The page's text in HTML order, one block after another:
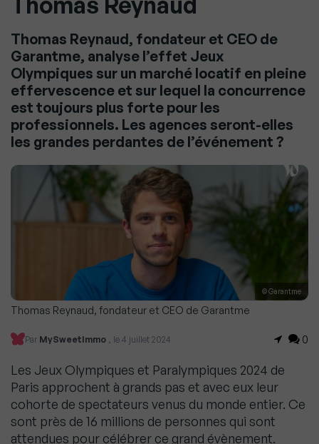
Thomas Reynaud, fondateur et CEO de
Garantme, analyse l’effet Jeux
Olympiques sur un marché locatif en pleine
effervescence et sur lequel la concurrence
est toujours plus forte pour les
professionnels. Les agences seront-elles
les grandes perdantes de l’événement ?
© Garantme
Thomas Reynaud, fondateur et CEO de Garantme
Par MySweetImmo , le 4 juillet 2024 0
Les Jeux Olympiques et Paralympiques 2024 de
Paris approchent à grands pas et avec eux leur
cohorte de spectateurs venus du monde entier. Ce
sont près de 16 millions de personnes qui sont
attendues pour célébrer ce grand évènement.